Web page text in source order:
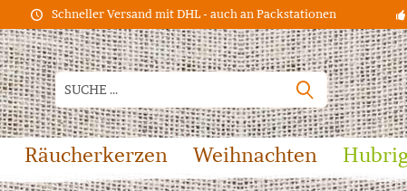
Schneller Versand mit DHL - auch an Packstationen
Räucherkerzen Weihnachten